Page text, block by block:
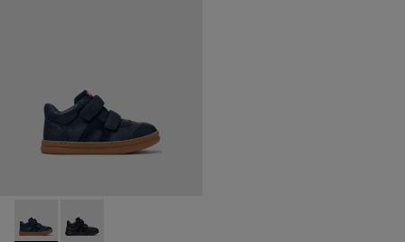
Runner - K900384-001 - Sapatilhas azuis em pele e nobuck
Runner - K900384-002